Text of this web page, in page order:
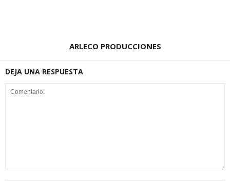
ARLECO PRODUCCIONES
DEJA UNA RESPUESTA